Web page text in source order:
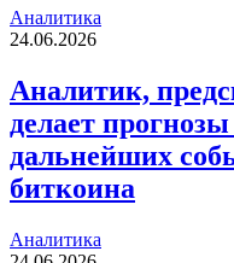
Аналитика
24.06.2026
Аналитик,
делает
дальнейших
биткоина
Аналитика